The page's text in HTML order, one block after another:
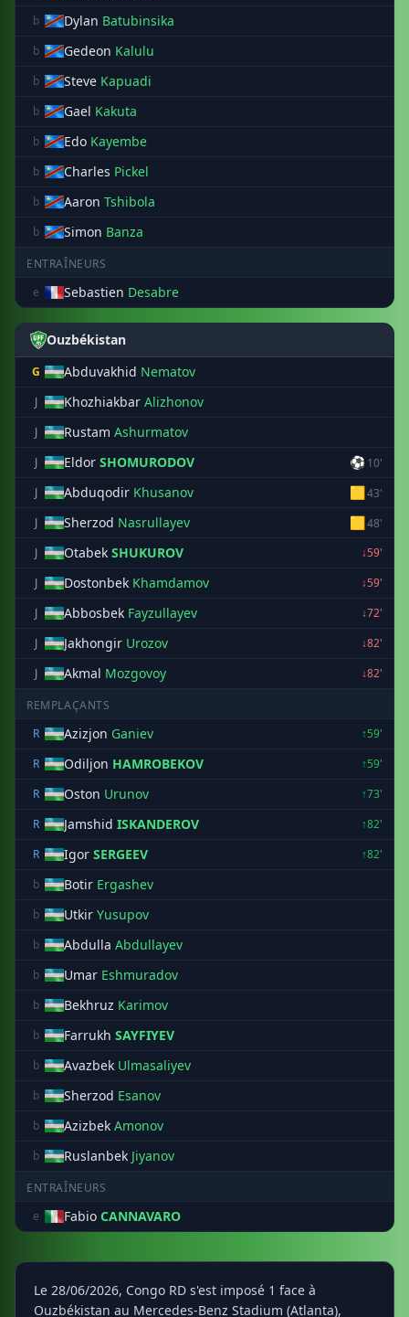
b Dylan Batubinsika
b Gedeon Kalulu
b Steve Kapuadi
b Gael Kakuta
b Edo Kayembe
b Charles Pickel
b Aaron Tshibola
b Simon Banza
ENTRAÎNEURS
e
Sebastien Desabre
Ouzbékistan
G Abduvakhid Nematov
J Khozhiakbar Alizhonov
J Rustam Ashurmatov
J Eldor SHOMURODOV ⚽ 10'
J
Abduqodir Khusanov 🟨43'
J
Sherzod Nasrullayev 🟨48'
J
Otabek SHUKUROV
↓59'
J
Dostonbek Khamdamov
↓59'
J
Abbosbek Fayzullayev
↓72'
J
Jakhongir Urozov
↓82'
J
Akmal Mozgovoy ↓82'
REMPLAÇANTS
R
Azizjon Ganiev
↑59'
R
Odiljon HAMROBEKOV
↑59'
R
Oston Urunov
↑73'
R
Jamshid ISKANDEROV
↑82'
R
Igor SERGEEV
↑82'
b
Botir Ergashev
b Utkir Yusupov
b Abdulla Abdullayev
b Umar Eshmuradov
b Bekhruz Karimov
b Farrukh SAYFIYEV
b Avazbek Ulmasaliyev
b Sherzod Esanov
b Azizbek Amonov
b Ruslanbek Jiyanov
ENTRAÎNEURS
e
Fabio CANNAVARO
Le 28/06/2026, Congo RD s'est imposé 1 face à
Ouzbékistan au Mercedes-Benz Stadium (Atlanta),